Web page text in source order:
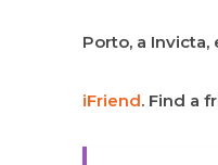
Porto, a Invicta,
iFriend. Find a